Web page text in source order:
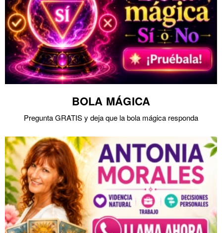
BOLA MÁGICA
Pregunta GRATIS y deja que la bola mágica responda